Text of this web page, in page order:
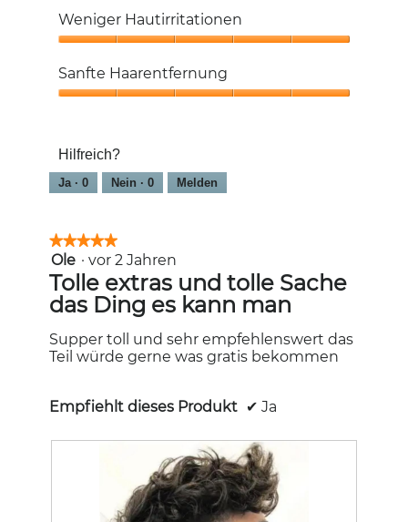
von
5
der
Rasur,
von
5
Weniger Hautirritationen
Hautirritationen,
5
Sanfte Haarentfernung
von
5
Hilfreich?
Ja · 0 Nein · 0 Melden
★★★★★
★★★★★
5
von
5
Sternen.
Ole · vor 2 Jahren
Tolle extras und tolle Sache
das Ding es kann man
Supper toll und sehr empfehlenswert das
Teil würde gerne was gratis bekommen
Empfiehlt dieses Produkt ✔ Ja